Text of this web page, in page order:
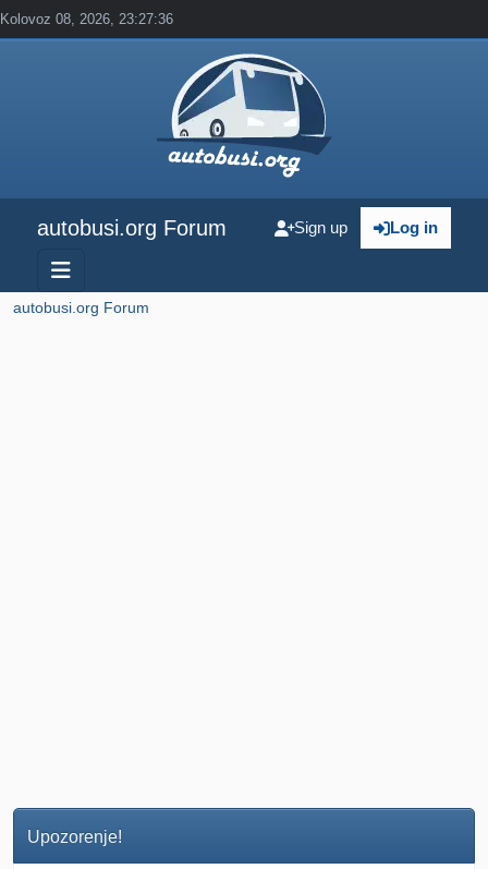
Kolovoz 08, 2026, 23:27:36
autobusi.org Forum Log in
Sign up
autobusi.org Forum
Upozorenje!